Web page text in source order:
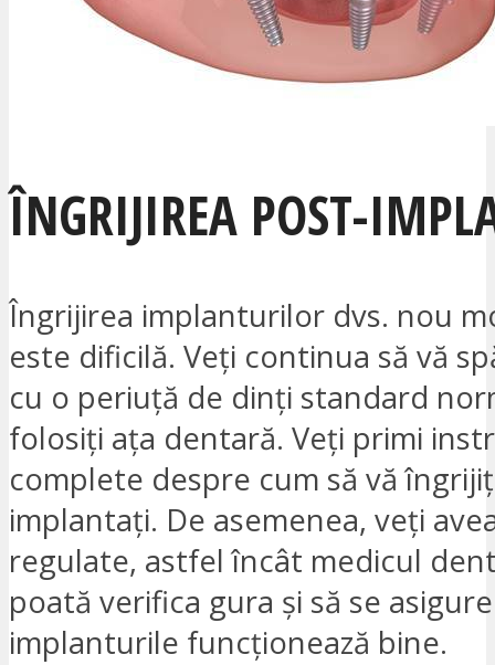
ÎNGRIJIREA POST-
Îngrijirea implanturilor dvs. nou
este dificilă. Veți continua să vă
cu o periuță de dinți standard
folosiți ața dentară. Veți primi
complete despre cum să vă
implantați. De asemenea, veți
regulate, astfel încât medicul
poată verifica gura și să se
implanturile funcționează bine.